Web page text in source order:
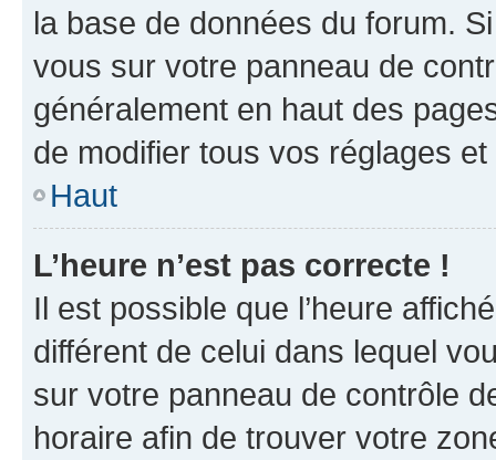
la base de données du forum.
vous sur votre panneau de
généralement en haut des
de modifier tous vos réglages
Haut
L’heure n’est pas correcte !
Il est possible que l’heure
différent de celui dans lequel
sur votre panneau de contrôle
horaire afin de trouver votre